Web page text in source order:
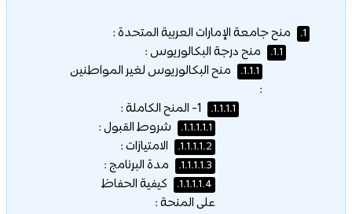
1. منح جامعة الإمارات العربية المتحدة :
1.1. منح درجة البكالوريوس :
1.1.1.
منح البكالوريوس لغير المواطنين
:
1.1.1.1.
1.1.1.1.1. شروط القبول :
1.1.1.1.2. الامتيازات :
1.1.1.1.3. مدة البرنامج :
1.1.1.1.4.
كيفية الحفاظ
على المنحة :